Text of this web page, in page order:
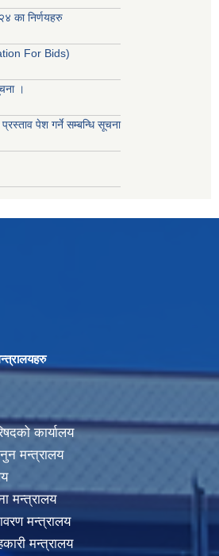
का निर्णयहरु
For Bids)
।
पेश गर्ने सम्बन्धि सूचना
कार्यालय
मन्त्रालय
मन्त्रालय
मन्त्रालय
मन्त्रालय